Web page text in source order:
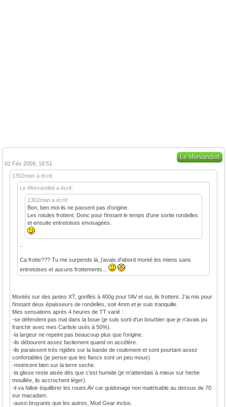
Le Morvandiot
02 Fév 2009, 18:51
1302man a écrit:
Le Morvandiot a écrit:
1302man a écrit:
Bon, ben moi ils ne passent pas d'origine.
Les rotules frottent. Donc pour l'instant le temps d'une sortie rondelles
et ensuite entretoises envisagées.
Ca frotte??? Tu me surpends là, j'avais d'abord monté les miens sans
entretoises et aucuns frottements...
Montés sur des jantes XT, gonflés à 400g pour l'AV et oui, ils frottent. J'ai mis pour
l'instant deux épaisseurs de rondelles, soit 4mm et je suis tranquille.
Mes sensations après 4 heures de TT varié :
-se défendent pas mal dans la boue (je suis sorti d'un bourbier que je n'avais pu
franchir avec mes Carlisle usés à 50%).
-la largeur ne repeint pas beaucoup plus que l'origine.
-ils débourent assez facilement quand on accélère.
-ils paraissent très rigides sur la bande de roulement et sont pourtant assez
confortables (je pense que les flancs sont un peu mous).
-motricent bien sur la terre seche.
-la glisse reste aisée dès que c'est humide (je m'attendais à mieux sur herbe
mouillée, ils accrochent léger).
-il va falloir équilibrer les roues AV car guidonage non maitrisable au dessus de 70
sur macadam.
-aussi bruyants que les autres, Mud Gear inclus.